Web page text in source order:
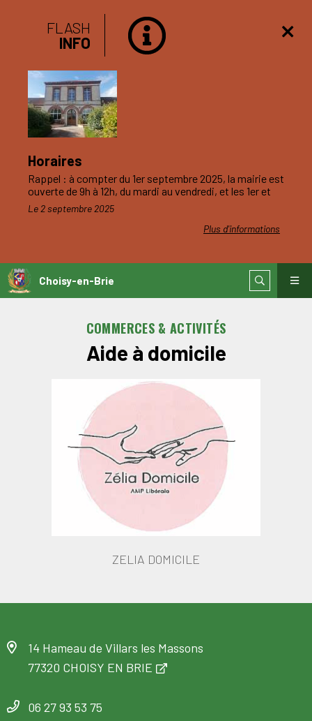
FLASH
INFO
Horaires
Plus d'informations
Rappel : à compter du 1er septembre 2025, la mairie est
ouverte de 9h à 12h, du mardi au vendredi, et les 1er et
3ème samedis du mois.
Le 2 septembre 2025
Choisy-en-Brie
COMMERCES & ACTIVITÉS
Aide à domicile
ZELIA DOMICILE
14 Hameau de Villars les Massons
77320 CHOISY EN BRIE
06 27 93 53 75